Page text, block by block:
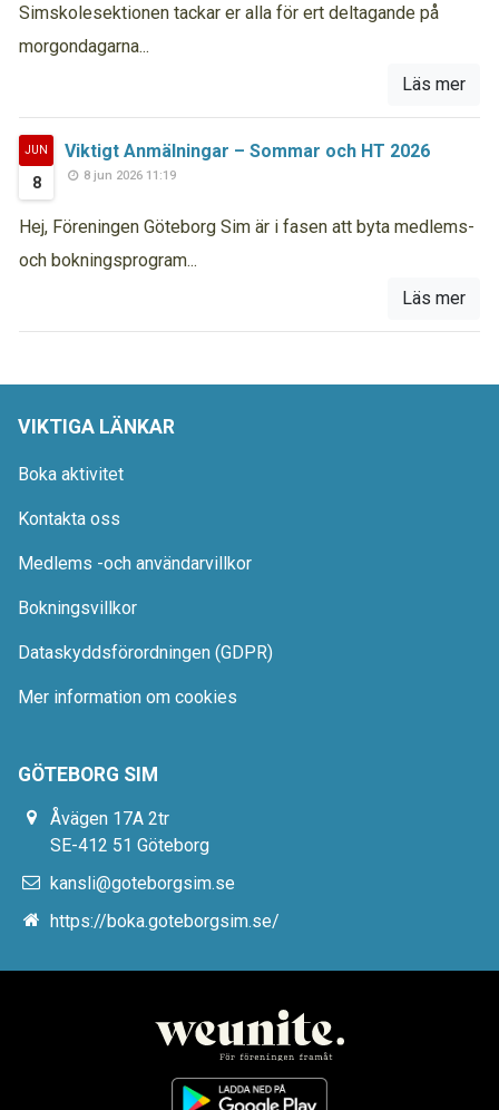
Simskolesektionen tackar er alla för ert deltagande på
morgondagarna...
Läs mer
JUN
8
Viktigt Anmälningar – Sommar och HT 2026
8 jun 2026 11:19
Hej, Föreningen Göteborg Sim är i fasen att byta medlems-
och bokningsprogram...
Läs mer
VIKTIGA LÄNKAR
Boka aktivitet
Kontakta oss
Medlems -och användarvillkor
Bokningsvillkor
Dataskyddsförordningen (GDPR)
Mer information om cookies
GÖTEBORG SIM
Åvägen 17A 2tr
SE-412 51 Göteborg
kansli@goteborgsim.se
https://boka.goteborgsim.se/